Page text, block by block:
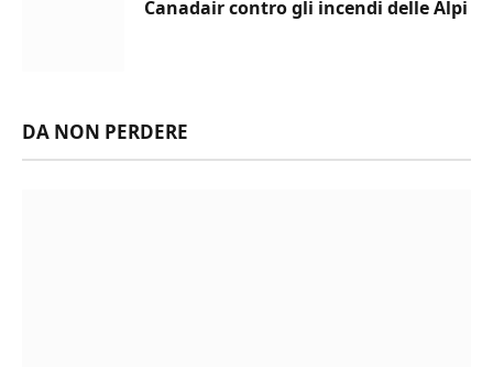
Canadair contro gli incendi delle Alpi
DA NON PERDERE